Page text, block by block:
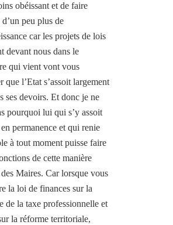
obéissant et de faire
peu plus de
car les projets de lois
devant nous dans le
qui vient vont vous
que l’Etat s’assoit largement
ses devoirs. Et donc je ne
pourquoi lui qui s’y assoit
en permanence et qui renie
à tout moment puisse faire
de cette manière
Maires. Car lorsque vous
la loi de finances sur la
de la taxe professionnelle et
la réforme territoriale,